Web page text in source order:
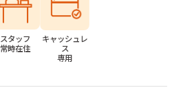
スタッフ
常時在住
キャッシュレ
ス
専用